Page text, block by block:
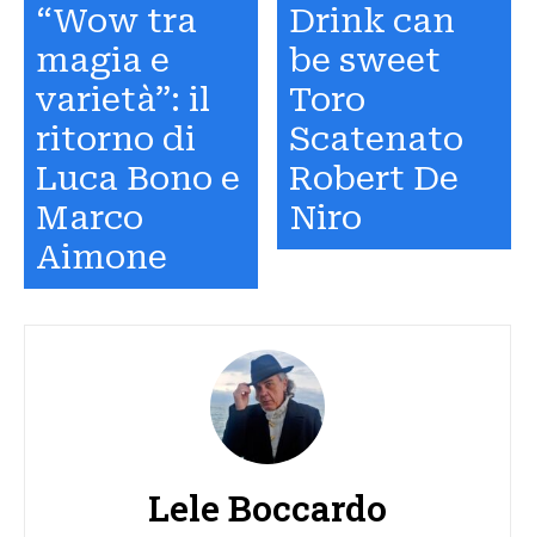
“Wow tra
magia e
varietà”: il
ritorno di
Luca Bono e
Marco
Aimone
Drink can
be sweet
Toro
Scatenato
Robert De
Niro
Lele Boccardo